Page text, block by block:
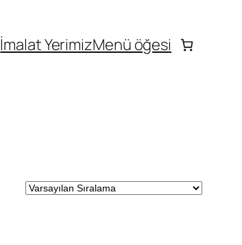
İmalat YerimizMenü öğesi